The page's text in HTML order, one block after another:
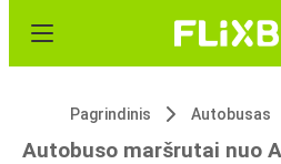
Pagrindinis Autobusas
Autobuso maršrutai nuo